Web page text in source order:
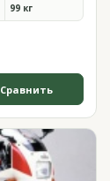
99 кг
Сравнить